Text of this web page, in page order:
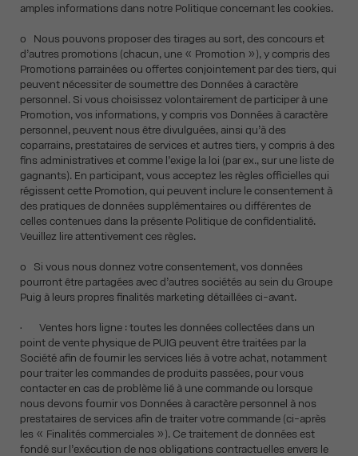
amples informations dans notre Politique concernant les cookies.
o Nous pouvons proposer des tirages au sort, des concours et
d’autres promotions (chacun, une « Promotion »), y compris des
Promotions parrainées ou offertes conjointement par des tiers, qui
peuvent nécessiter de soumettre des Données à caractère
personnel. Si vous choisissez volontairement de participer à une
Promotion, vos informations, y compris vos Données à caractère
personnel, peuvent nous être divulguées, ainsi qu’à des
coparrains, prestataires de services et autres tiers, y compris à des
fins administratives et comme l’exige la loi (par ex., sur une liste de
gagnants). En participant, vous acceptez les règles officielles qui
régissent cette Promotion, qui peuvent inclure le consentement à
des pratiques de données supplémentaires ou différentes de
celles contenues dans la présente Politique de confidentialité.
Veuillez lire attentivement ces règles.
o Si vous nous donnez votre consentement, vos données
pourront être partagées avec d’autres sociétés au sein du Groupe
Puig à leurs propres finalités marketing détaillées ci-avant.
• Ventes hors ligne : toutes les données collectées dans un
point de vente physique de PUIG peuvent être traitées par la
Société afin de fournir les services liés à votre achat, notamment
pour traiter les commandes de produits passées, pour vous
contacter en cas de problème lié à une commande ou lorsque
nous devons fournir vos Données à caractère personnel à nos
prestataires de services afin de traiter votre commande (ci-après
les « Finalités commerciales »). Ce traitement de données est
fondé sur l’exécution de nos obligations contractuelles envers le